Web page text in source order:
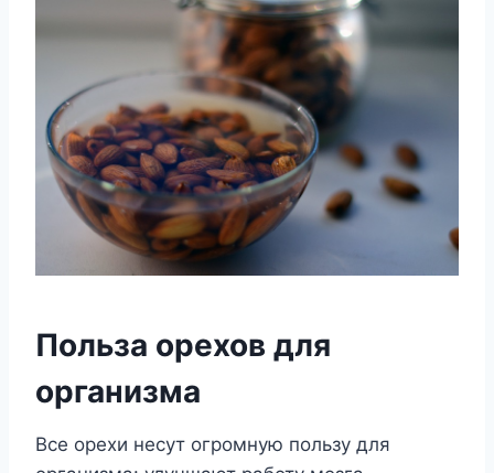
Польза орехов для
организма
Все орехи несут огромную пользу для